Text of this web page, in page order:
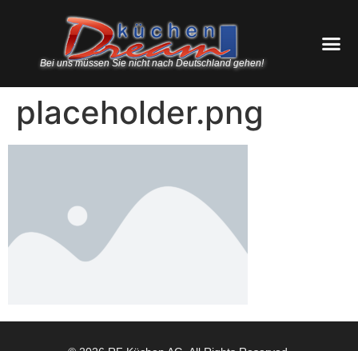
Bei uns müssen Sie nicht nach Deutschland gehen!
placeholder.png